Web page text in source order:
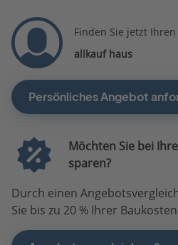
Finden Sie jetzt
allkauf haus
Persönliches Angebot
Möchten Sie bei
sparen?
Durch einen
Sie bis zu 20 % Ihrer